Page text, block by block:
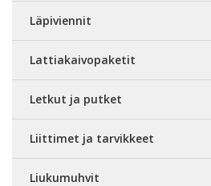
Läpiviennit
Lattiakaivopaketit
Letkut ja putket
Liittimet ja tarvikkeet
Liukumuhvit